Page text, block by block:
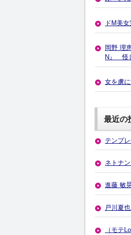
ドM美
岡野 理
N』 怪
女を虜
最近の
テンプ
ネトナ
進藤 敏
戸川夏
（モテ